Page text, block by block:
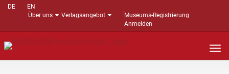
DE
EN
Über uns
Verlagsangebot
Museums-Registrierung
Anmelden